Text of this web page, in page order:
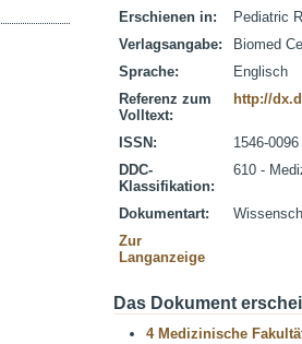
Erschienen in:
Pediatric
Verlagsangabe:
Biomed
Sprache:
Englisch
Referenz zum
Volltext:
http://
ISSN:
1546-0096
DDC-
Klassifikation:
610 -
Dokumentart:
Zur
Langanzeige
Das Dokument
4 Medizinische